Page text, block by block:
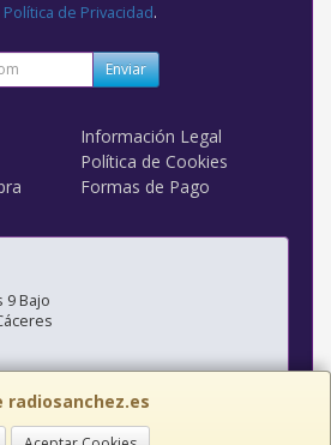
radiosanchez.es
Política de Privacidad.
Enviar
Información Legal
Política de Cookies
Formas de Pago
9 Bajo